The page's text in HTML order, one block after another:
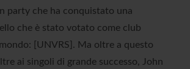
party che ha conquistato una
che è stato votato come club
[UNVRS]. Ma oltre a questo
ai singoli di grande successo, John